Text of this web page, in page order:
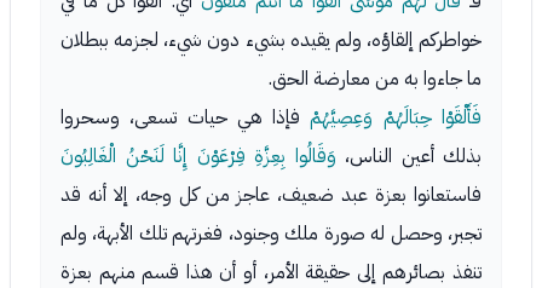
خواطركم إلقاؤه، ولم يقيده بشيء دون شيء، لجزمه ببطلان
ما جاءوا به من معارضة الحق.
فَأَلْقَوْا حِبَالَهُمْ وَعِصِيَّهُمْفإذا هي حيات تسعى، وسحروا
بذلك أعين الناس، وَقَالُوا بِعِزَّةِ فِرْعَوْنَ إِنَّا لَنَحْنُ الْغَالِبُونَ
فاستعانوا بعزة عبد ضعيف، عاجز من كل وجه، إلا أنه قد
تجبر، وحصل له صورة ملك وجنود، فغرتهم تلك الأبهة، ولم
تنفذ بصائرهم إلى حقيقة الأمر، أو أن هذا قسم منهم بعزة